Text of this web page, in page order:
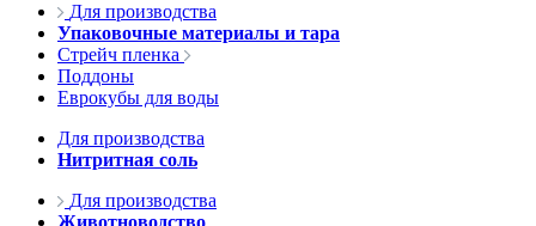
Для производства
Упаковочные материалы и тара
Стрейч пленка
Поддоны
Еврокубы для воды
Для производства
Нитритная соль
Для производства
Животноводство